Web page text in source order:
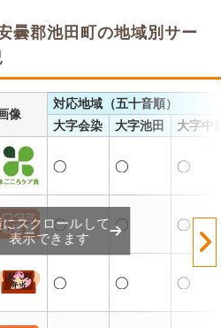
減を実現！温める
曇郡池田町の地域別サー
像
対応地域（五十音順）
大字会染
大字池田 大字中鵜
◯ ◯ ◯
◯ ◯ ◯
◯ ◯ ◯
にスクロールして
表示できます